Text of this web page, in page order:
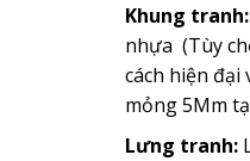
Khung tranh:
nhựa (Tùy
cách hiện
mỏng 5Mm
Lưng tranh: